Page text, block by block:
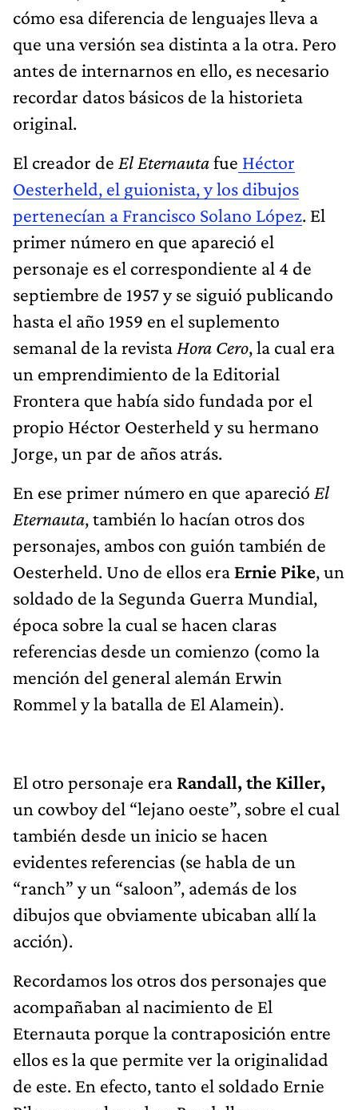
cómo esa diferencia de lenguajes lleva a
que una versión sea distinta a la otra. Pero
antes de internarnos en ello, es necesario
recordar datos básicos de la historieta
original.
El creador de El Eternautafue Héctor
Oesterheld, el guionista, y los dibujos
pertenecían a Francisco Solano López. El
primer número en que apareció el
personaje es el correspondiente al 4 de
septiembre de 1957 y se siguió publicando
hasta el año 1959 en el suplemento
semanal de la revista Hora Cero, la cual era
un emprendimiento de la Editorial
Frontera que había sido fundada por el
propio Héctor Oesterheld y su hermano
Jorge, un par de años atrás.
En ese primer número en que apareció El
Eternauta, también lo hacían otros dos
personajes, ambos con guión también de
Oesterheld. Uno de ellos era Ernie Pike, un
soldado de la Segunda Guerra Mundial,
época sobre la cual se hacen claras
referencias desde un comienzo (como la
mención del general alemán Erwin
Rommel y la batalla de El Alamein).
El otro personaje era Randall, the Killer,
un cowboy del “lejano oeste”, sobre el cual
también desde un inicio se hacen
evidentes referencias (se habla de un
“ranch” y un “saloon”, además de los
dibujos que obviamente ubicaban allí la
acción).
Recordamos los otros dos personajes que
acompañaban al nacimiento de El
Eternauta porque la contraposición entre
ellos es la que permite ver la originalidad
de este. En efecto, tanto el soldado Ernie